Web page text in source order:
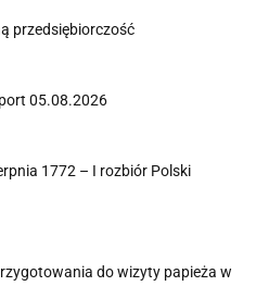
przedsiębiorczość
05.08.2026
1772 – I rozbiór Polski
do wizyty papieża w